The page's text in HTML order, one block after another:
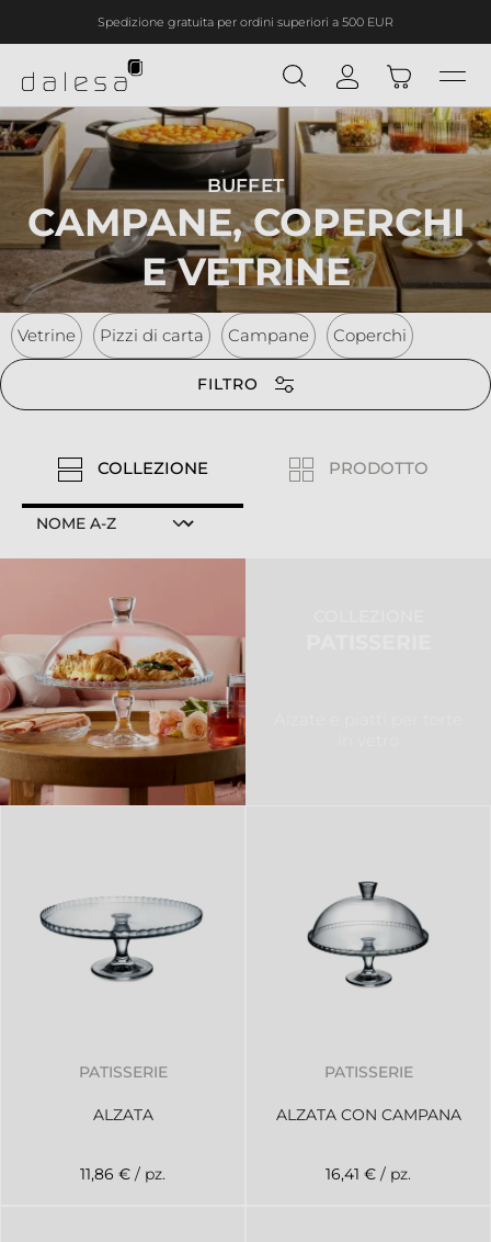
principaleSpedizione gratuita per ordini superiori a 500 EUR
BUFFET
CAMPANE, COPERCHI
E VETRINE
Vetrine Pizzi di carta Campane Coperchi
FILTRO
COLLEZIONE PRODOTTO
PATISSERIE
ALZATA
11,86 € / pz.
PATISSERIE
ALZATA CON CAMPANA
16,41 € / pz.